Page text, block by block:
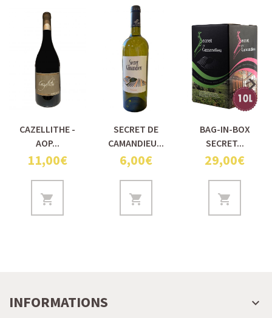
CAZELLITHE -
AOP...
11,00€
SECRET DE
CAMANDIEU...
6,00€
BAG-IN-BOX
SECRET...
29,00€
INFORMATIONS